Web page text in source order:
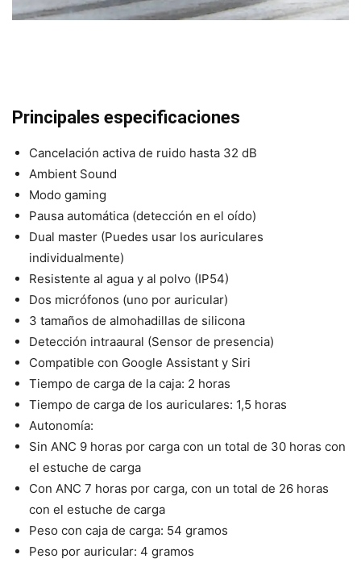
Principales especificaciones
Cancelación activa de ruido hasta 32 dB
Ambient Sound
Modo gaming
Pausa automática (detección en el oído)
Dual master (Puedes usar los auriculares
individualmente)
Resistente al agua y al polvo (IP54)
Dos micrófonos (uno por auricular)
3 tamaños de almohadillas de silicona
Detección intraaural (Sensor de presencia)
Compatible con Google Assistant y Siri
Tiempo de carga de la caja: 2 horas
Tiempo de carga de los auriculares: 1,5 horas
Autonomía:
Sin ANC 9 horas por carga con un total de 30 horas con
el estuche de carga
Con ANC 7 horas por carga, con un total de 26 horas
con el estuche de carga
Peso con caja de carga: 54 gramos
Peso por auricular: 4 gramos